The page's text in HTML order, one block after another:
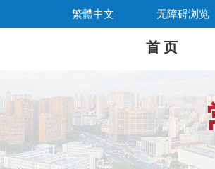
繁體中文 无障碍浏览
首 页